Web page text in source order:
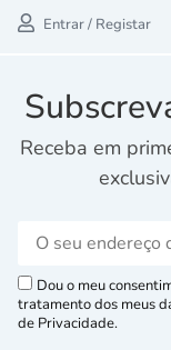
Entrar / Registar
Receba em
Dou o meu
tratamento dos meus
de Privacidade.